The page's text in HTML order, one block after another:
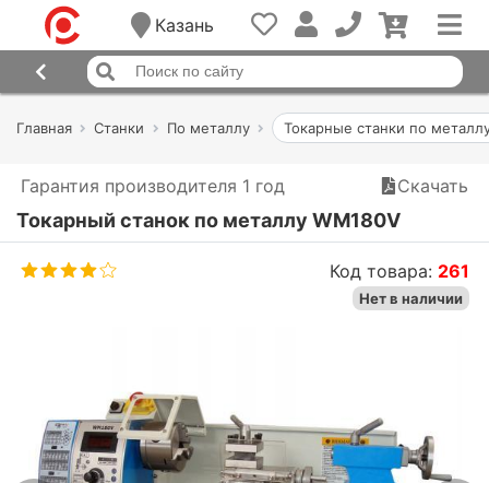
Казань
Главная Станки По металлу Токарные станки по
Гарантия производителя 1 год Скачать
Токарный станок по металлу WM180V
Код товара: 261
Нет в наличии